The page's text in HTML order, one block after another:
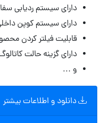
دارای سیستم ردیابی
دارای سیستم کوپن
قابلیت فیلتر کردن
دارای گزینه حالت
و …
دانلود و اطلاعات بیشتر